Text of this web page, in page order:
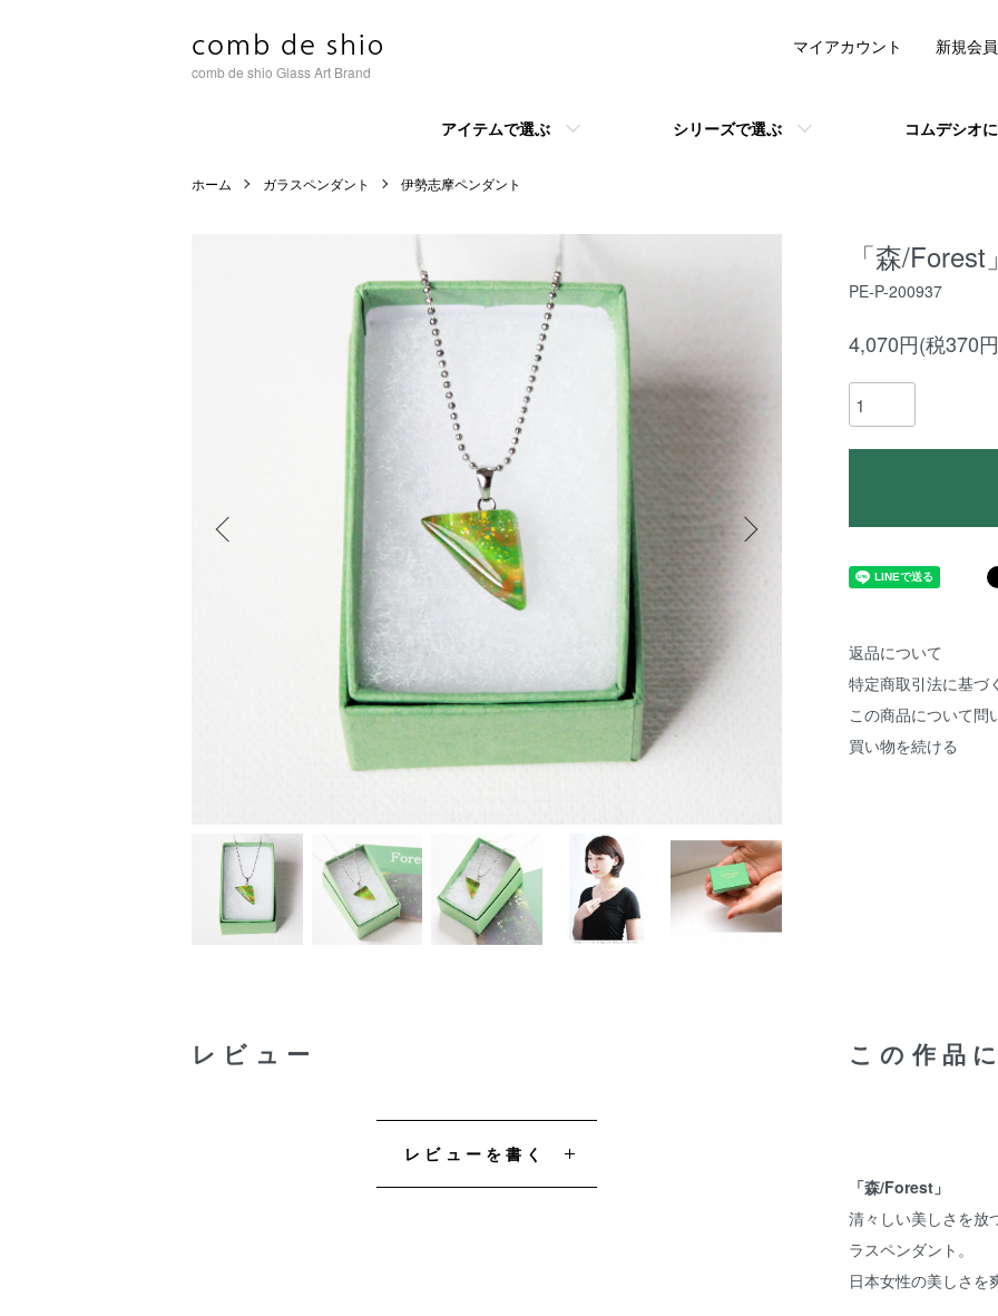
comb de shio Glass Art Brand
アイテムで選ぶ シリーズで選ぶ コムデシオ
マイアカウント 新規会
ホーム ガラスペンダント 伊勢志摩ペンダント
「森/Forest」
PE-P-200937
4,070円(税370
返品について
特定商取引法に基づ
この商品について問
買い物を続ける
この作品
「森/Forest」
清々しい美しさを放
ラスペンダント。
日本女性の美しさを
レビュー
レビューを書く